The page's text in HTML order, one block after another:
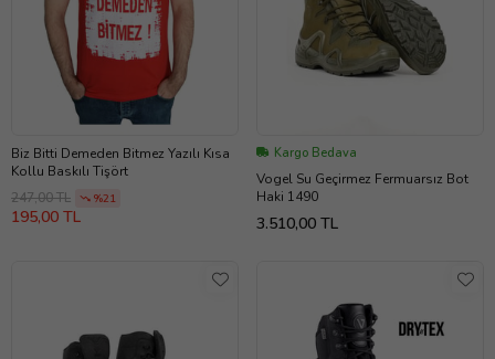
Biz Bitti Demeden Bitmez Yazılı Kısa
Kollu Baskılı Tişört
247,00 TL
%21
195,00 TL
Kargo Bedava
Vogel Su Geçirmez Fermuarsız Bot
Haki 1490
3.510,00 TL